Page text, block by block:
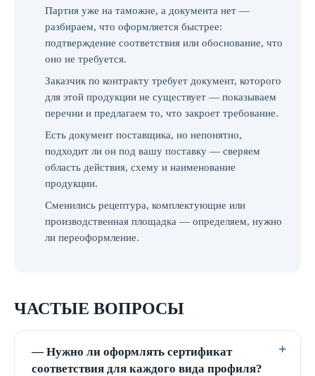
Партия уже на таможне, а документа нет —
разбираем, что оформляется быстрее:
подтверждение соответствия или обоснование, что
оно не требуется.
Заказчик по контракту требует документ, которого
для этой продукции не существует — показываем
перечни и предлагаем то, что закроет требование.
Есть документ поставщика, но непонятно,
подходит ли он под вашу поставку — сверяем
область действия, схему и наименование
продукции.
Сменились рецептура, комплектующие или
производственная площадка — определяем, нужно
ли переоформление.
ЧАСТЫЕ ВОПРОСЫ
— Нужно ли оформлять сертификат
соответствия для каждого вида профиля?